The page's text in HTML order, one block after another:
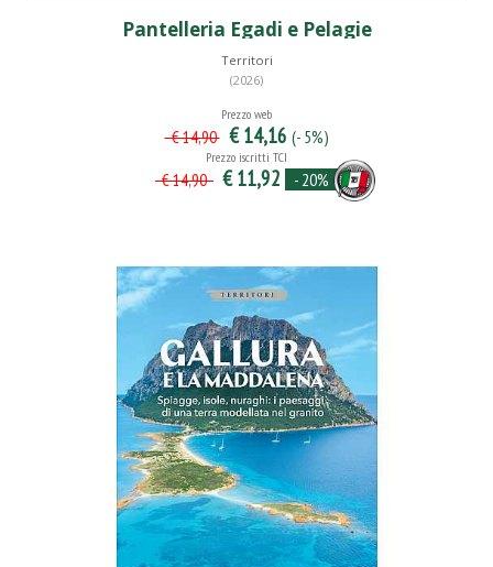
Pantelleria Egadi e Pelagie
Territori
(2026)
Prezzo web
€ 14,90 € 14,16 (- 5%)
Prezzo iscritti TCI
€ 14,90 € 11,92 - 20%